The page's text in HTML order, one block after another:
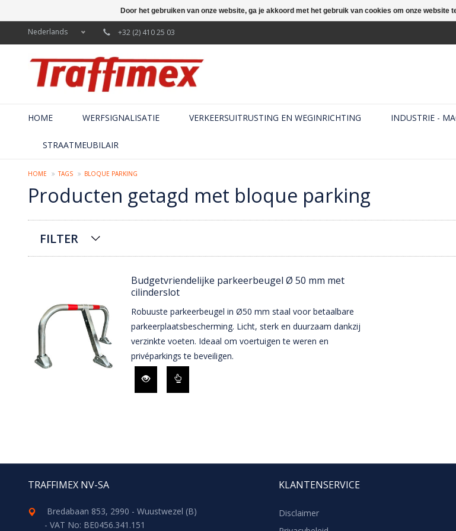
Nederlands +32 (2) 410 25 03
HOME WERFSIGNALISATIE VERKEERSUITRUSTING EN WEGINRICHTING INDUSTRIE -
STRAATMEUBILAIR
HOME TAGS BLOQUE PARKING
Producten getagd met bloque parking
FILTER
Budgetvriendelijke parkeerbeugel Ø 50 mm met
cilinderslot
Robuuste parkeerbeugel in Ø50 mm staal voor betaalbare
parkeerplaatsbescherming. Licht, sterk en duurzaam dankzij
verzinkte voeten. Ideaal om voertuigen te weren en
privéparkings te beveiligen.
TRAFFIMEX NV-SA
Bredabaan 853, 2990 - Wuustwezel (B)
- VAT No: BE0456.341.151
KLANTENSERVICE
Disclaimer
Door het gebruiken van onze website, ga je akkoord met het gebruik van cookies om onze website